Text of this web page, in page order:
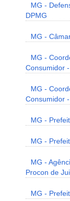
MG -
DPMG
MG -
MG -
Consumidor
MG -
Consumidor
MG -
MG -
MG -
Procon de
MG -